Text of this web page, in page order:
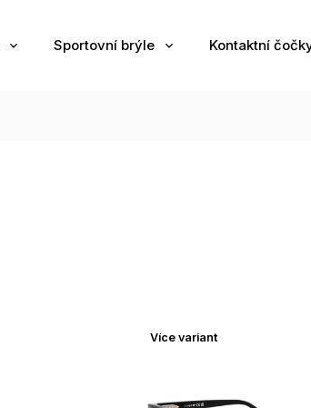
Sportovní brýle Kontaktní
Více variant